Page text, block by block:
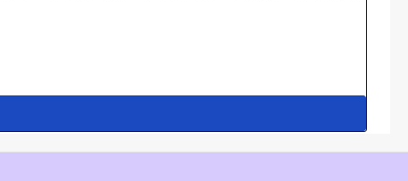
e.K.Meddenwarf 1a22457 Hamburginfo@buddel.de